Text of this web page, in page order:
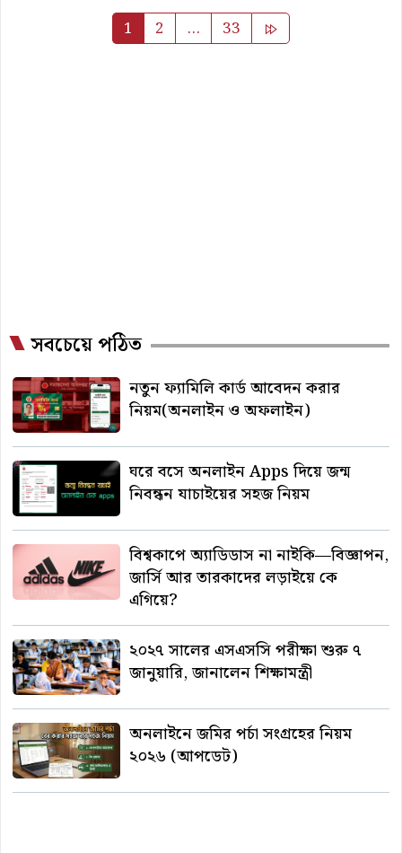
Posts
pagination
1 2 … 33
সবচেয়ে পঠিত
নতুন ফ্যামিলি কার্ড আবেদন করার
নিয়ম(অনলাইন ও অফলাইন)
ঘরে বসে অনলাইন Apps দিয়ে জন্ম
নিবন্ধন যাচাইয়ের সহজ নিয়ম
বিশ্বকাপে অ্যাডিডাস না নাইকি—বিজ্ঞাপন,
জার্সি আর তারকাদের লড়াইয়ে কে
এগিয়ে?
২০২৭ সালের এসএসসি পরীক্ষা শুরু ৭
জানুয়ারি, জানালেন শিক্ষামন্ত্রী
অনলাইনে জমির পর্চা সংগ্রহের নিয়ম
২০২৬ (আপডেট)